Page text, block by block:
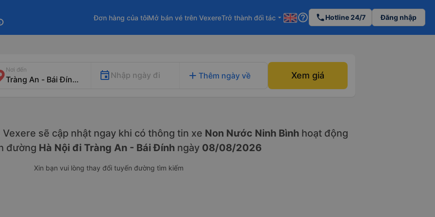
Đơn hàng của tôiMở bán vé trên VexereTrở thành đối tác arrow_drop_down help_outline phoneHotline 24/7 Đăng nhập
Nơi đến
Nhập ngày đi add Thêm ngày về Xem giá
sẽ cập nhật ngay khi có thông tin xe Non Nước Ninh Bìnhhoạt động
đường Hà Nội đi Tràng An - Bái Đínhngày 08/08/2026
Xin bạn vui lòng thay đổi tuyến đường tìm kiếm